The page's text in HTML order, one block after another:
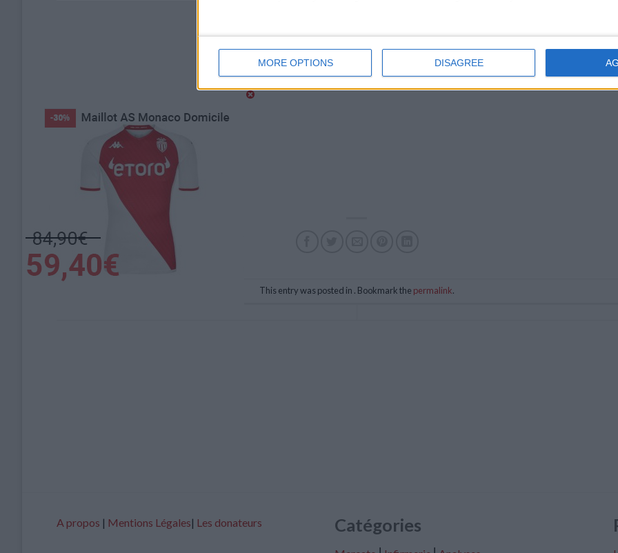
MORE OPTIONS DISAGREE
This entry was posted in . Bookmark the permalink.
A propos | Mentions Légales| Les donateurs Catégories